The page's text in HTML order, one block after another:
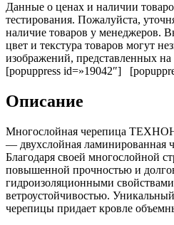
Данные о ценах и наличии
тестирования. Пожалуйста,
наличие товаров у менеджеров.
цвет и текстура товаров могут
изображений, представленных на
[popuppress id=»19042″]
Описание
Многослойная черепица
— двухслойная ламинированная
Благодаря своей многослойной
повышенной прочностью и
гидроизоляционными
ветроустойчивостью.
черепицы придает кровле